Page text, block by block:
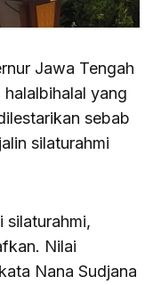
Jawa Tengah
halalbihalal yang
sebab
silaturahmi
silaturahmi,
Nilai
Nana Sudjana